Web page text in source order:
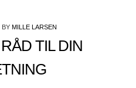
BY MILLE LARSEN
TIL DIN